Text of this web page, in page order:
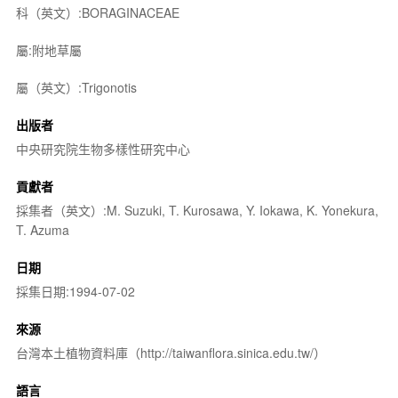
科（英文）:BORAGINACEAE
屬:附地草屬
屬（英文）:Trigonotis
出版者
中央研究院生物多樣性研究中心
貢獻者
採集者（英文）:M. Suzuki, T. Kurosawa, Y. Iokawa, K. Yonekura,
T. Azuma
日期
採集日期:1994-07-02
來源
台灣本土植物資料庫（http://taiwanflora.sinica.edu.tw/）
語言